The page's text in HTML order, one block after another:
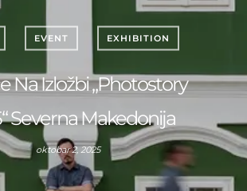
EVENT EXHIBITION
Na Izložbi „Photostory
Severna Makedonija
oktobar 2, 2025